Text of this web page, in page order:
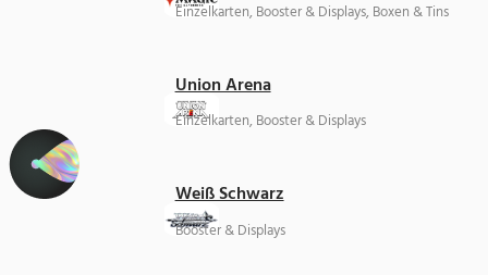
Einzelkarten, Booster & Displays, Boxen & Tins
Union Arena
Einzelkarten, Booster & Displays
Weiß Schwarz
Booster & Displays